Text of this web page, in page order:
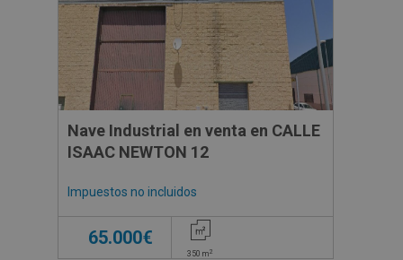
Nave Industrial en venta en CALLE
ISAAC NEWTON 12
Impuestos no incluidos
65.000€
350m2